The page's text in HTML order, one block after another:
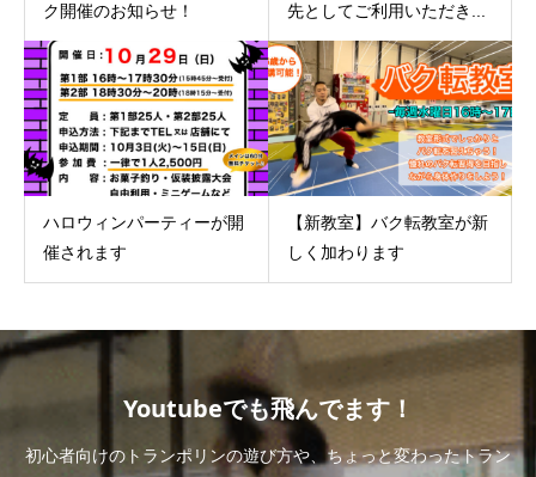
ク開催のお知らせ！
先としてご利用いただき...
ハロウィンパーティーが開
催されます
【新教室】バク転教室が新
しく加わります
Youtubeでも飛んでます！
初心者向けのトランポリンの遊び方や、ちょっと変わったトラン